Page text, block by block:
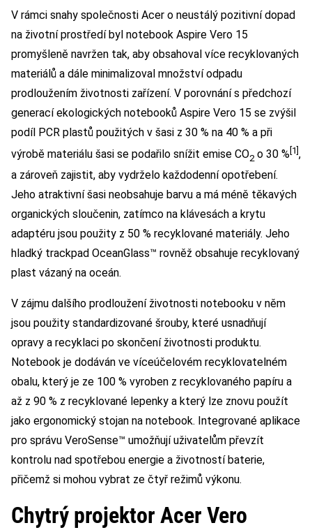
V rámci snahy společnosti Acer o neustálý pozitivní dopad
na životní prostředí byl notebook Aspire Vero 15
promyšleně navržen tak, aby obsahoval více recyklovaných
materiálů a dále minimalizoval množství odpadu
prodloužením životnosti zařízení. V porovnání s předchozí
generací ekologických notebooků Aspire Vero 15 se zvýšil
podíl PCR plastů použitých v šasi z 30 % na 40 % a při
výrobě materiálu šasi se podařilo snížit emise CO2 o 30 % [1] ,
a zároveň zajistit, aby vydrželo každodenní opotřebení.
Jeho atraktivní šasi neobsahuje barvu a má méně těkavých
organických sloučenin, zatímco na klávesách a krytu
adaptéru jsou použity z 50 % recyklované materiály. Jeho
hladký trackpad OceanGlass™ rovněž obsahuje recyklovaný
plast vázaný na oceán.
V zájmu dalšího prodloužení životnosti notebooku v něm
jsou použity standardizované šrouby, které usnadňují
opravy a recyklaci po skončení životnosti produktu.
Notebook je dodáván ve víceúčelovém recyklovatelném
obalu, který je ze 100 % vyroben z recyklovaného papíru a
až z 90 % z recyklované lepenky a který lze znovu použít
jako ergonomický stojan na notebook. Integrované aplikace
pro správu VeroSense™ umožňují uživatelům převzít
kontrolu nad spotřebou energie a životností baterie,
přičemž si mohou vybrat ze čtyř režimů výkonu.
Chytrý projektor Acer Vero